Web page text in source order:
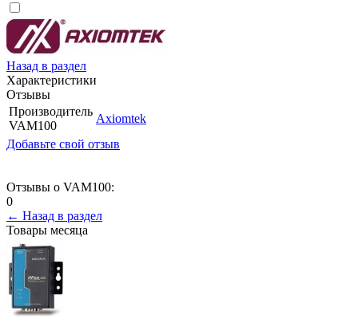
Назад в раздел
Характеристики
Отзывы
Производитель
VAM100
Axiomtek
Добавьте свой отзыв
Отзывы о VAM100:
0
← Назад в раздел
Товары месяца